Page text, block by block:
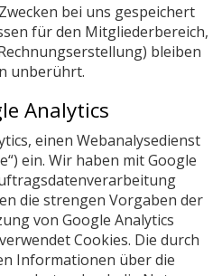
bei uns gespeichert
für den Mitgliederbereich,
bleiben
unberührt.
Analytics
einen Webanalysedienst
ein. Wir haben mit Google
die strengen Vorgaben der
von Google Analytics
Cookies. Die durch
Informationen über die